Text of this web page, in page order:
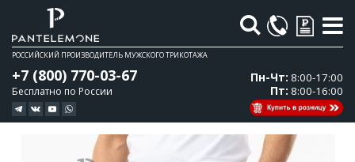
Поиск
РОССИЙСКИЙ ПРОИЗВОДИТЕЛЬ МУЖСКОГО ТРИКОТАЖА
+7 (800) 770-03-67
Бесплатно по России
Пн-Чт: 8:00-17:00
Пт: 8:00-16:00